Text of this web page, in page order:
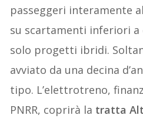
passeggeri interamente
su scartamenti inferiori a
solo progetti ibridi.
avviato da una decina
tipo. L’elettrotreno,
PNRR, coprirà la tratta